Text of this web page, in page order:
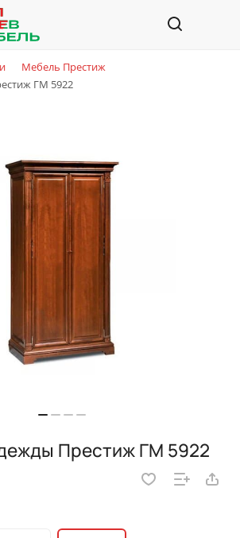
Мебель Престиж
ГМ 5922
Престиж ГМ 5922